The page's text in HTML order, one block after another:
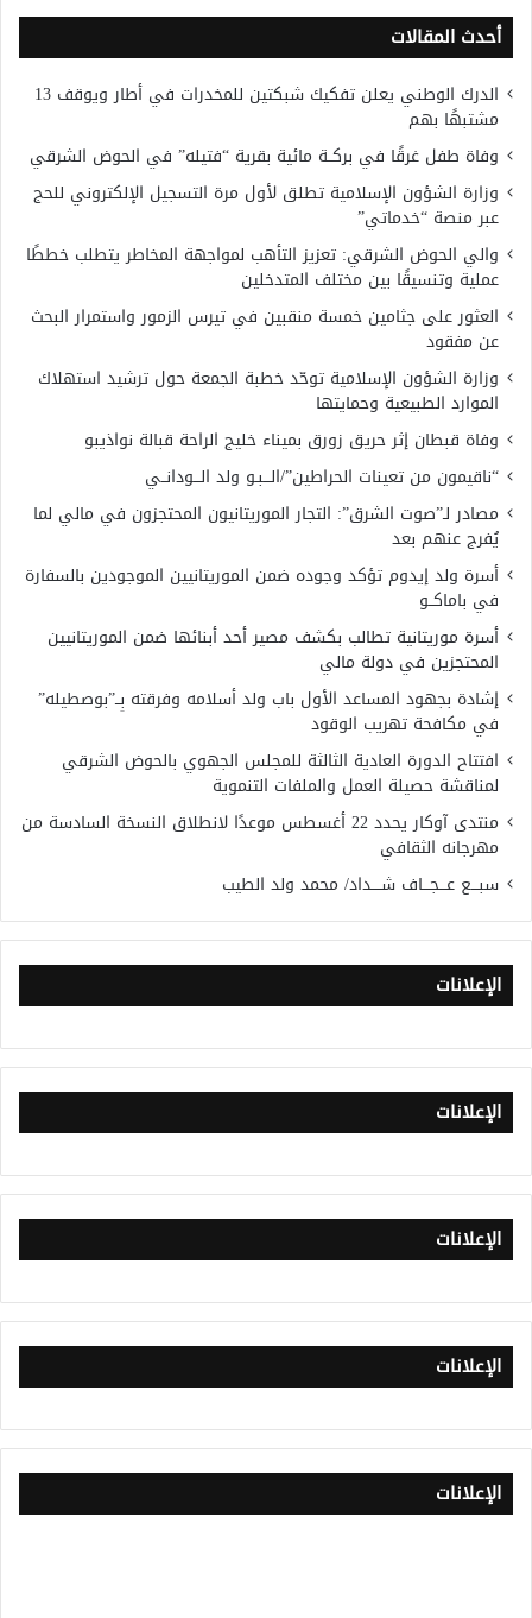
أحدث المقالات
الدرك الوطني يعلن تفكيك شبكتين للمخدرات في أطار ويوقف 13
مشتبهًا بهم
وفاة طفل غرقًا في بركــة مائية بقرية “فتيله” في الحوض الشرقي
وزارة الشؤون الإسلامية تطلق لأول مرة التسجيل الإلكتروني للحج
عبر منصة “خدماتي”
والي الحوض الشرقي: تعزيز التأهب لمواجهة المخاطر يتطلب خططًا
عملية وتنسيقًا بين مختلف المتدخلين
العثور على جثامين خمسة منقبين في تيرس الزمور واستمرار البحث
عن مفقود
وزارة الشؤون الإسلامية توحّد خطبة الجمعة حول ترشيد استهلاك
الموارد الطبيعية وحمايتها
وفاة قبطان إثر حريق زورق بميناء خليج الراحة قبالة نواذيبو
“ناقيمون من تعينات الحراطين”/الـــبـو ولد الـــودانــي
مصادر لـ”صوت الشرق”: التجار الموريتانيون المحتجزون في مالي لما
يُفرج عنهم بعد
أسرة ولد إيدوم تؤكد وجوده ضمن الموريتانيين الموجودين بالسفارة
في باماكــو
أسرة موريتانية تطالب بكشف مصير أحد أبنائها ضمن الموريتانيين
المحتجزين في دولة مالي
إشادة بجهود المساعد الأول باب ولد أسلامه وفرقته بِــ”بوصطيله”
في مكافحة تهريب الوقود
افتتاح الدورة العادية الثالثة للمجلس الجهوي بالحوض الشرقي
لمناقشة حصيلة العمل والملفات التنموية
منتدى آوكار يحدد 22 أغسطس موعدًا لانطلاق النسخة السادسة من
مهرجانه الثقافي
سبـــع عـــجـــاف شــــداد/ محمد ولد الطيب
الإعلانات
الإعلانات
الإعلانات
الإعلانات
الإعلانات